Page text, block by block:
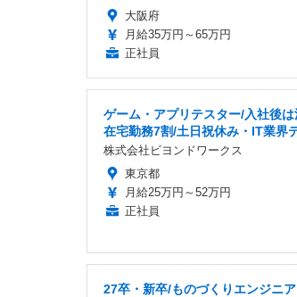
大阪府
月給35万円～65万円
正社員
ゲーム・アプリテスター/入社後は
在宅勤務7割/土日祝休み・IT業界
株式会社ビヨンドワークス
東京都
月給25万円～52万円
正社員
27卒・新卒/ものづくりエンジニ